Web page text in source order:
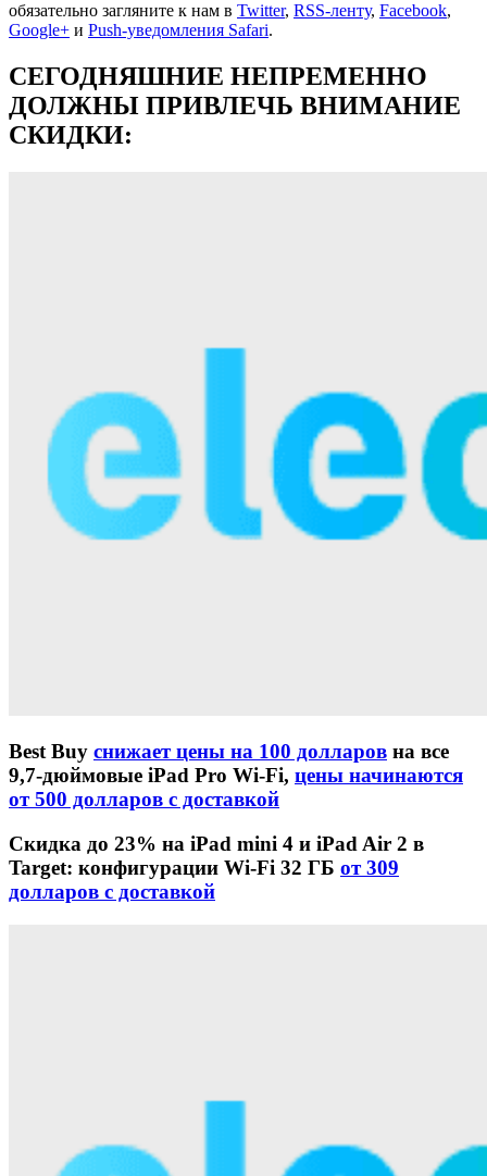
обязательно загляните к нам в Twitter, RSS-ленту, Facebook,
Google+ и Push-уведомления Safari.
СЕГОДНЯШНИЕ НЕПРЕМЕННО
ДОЛЖНЫ ПРИВЛЕЧЬ ВНИМАНИЕ
СКИДКИ:
Best Buy снижает цены на 100 долларов на все
9,7-дюймовые iPad Pro Wi-Fi, цены начинаются
от 500 долларов с доставкой
Скидка до 23% на iPad mini 4 и iPad Air 2 в
Target: конфигурации Wi-Fi 32 ГБ от 309
долларов с доставкой